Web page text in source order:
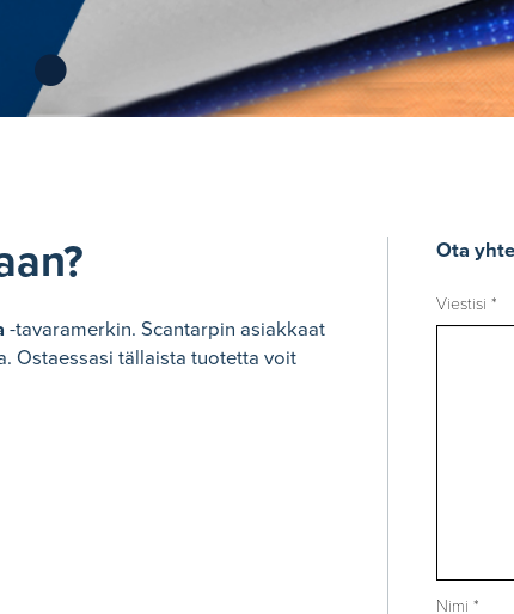
-tavaramerkin. Scantarpin asiakkaat
Ostaessasi tällaista tuotetta voit
Ota
Viestisi *
Nimi *